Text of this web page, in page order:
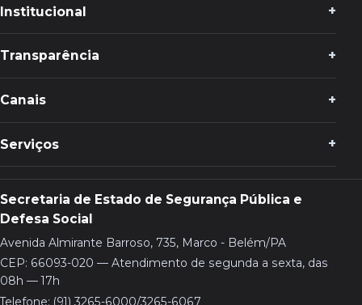
Institucional
Transparência
Canais
Serviços
Secretaria de Estado de Segurança Pública e
Defesa Social
Avenida Almirante Barroso, 735, Marco - Belém/PA
CEP: 66093-020 — Atendimento de segunda a sexta, das
08h — 17h
Telefone: (91) 3265-6000/3265-6067